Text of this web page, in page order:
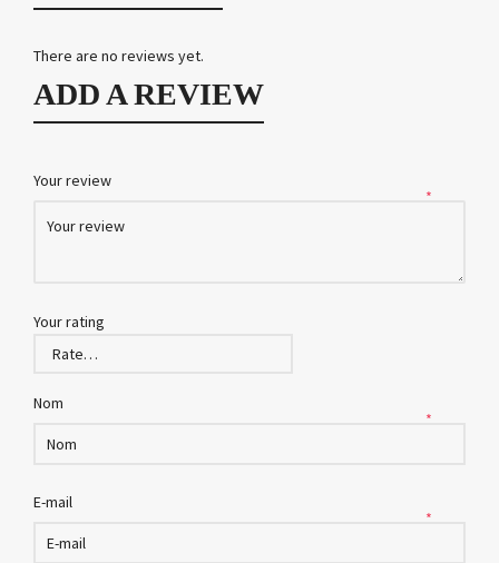
There are no reviews yet.
ADD A REVIEW
Your review
*
Your rating
Nom
*
E-mail
*